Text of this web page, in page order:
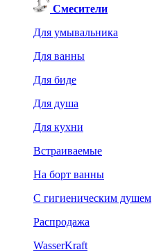
Смесители
Для умывальника
Для ванны
Для биде
Для душа
Для кухни
Встраиваемые
На борт ванны
C гигиеническим душем
Распродажа
WasserKraft